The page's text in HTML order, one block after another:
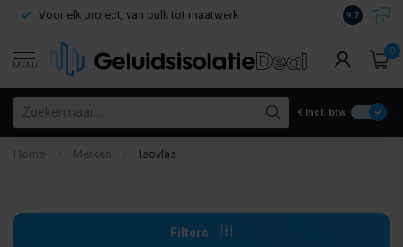
Voor elk project, van bulk tot maatwerk Gratis
9.7
MENU
0
€ Incl. btw
Home Merken Isovlas
Filters